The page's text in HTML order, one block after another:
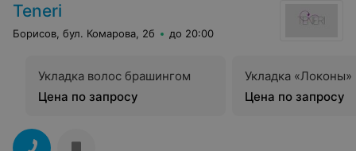
Teneri
Борисов, бул. Комарова, 2б до 20:00
Укладка волос брашингом
Цена по запросу
Укладка «Локоны»
Цена по запросу